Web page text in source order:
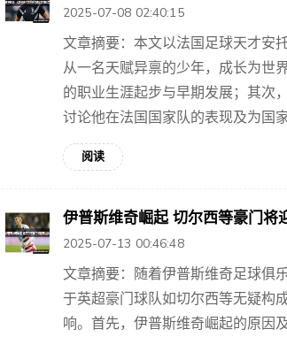
2025-07-08 02:40:15
文章摘要：本文以法国足球天才安
从一名天赋异禀的少年，成长为世
的职业生涯起步与早期发展；其次
讨论他在法国国家队的表现及为国
阅读
伊普斯维奇崛起 切尔西等豪门将
2025-07-13 00:46:48
文章摘要：随着伊普斯维奇足球俱
于英超豪门球队如切尔西等无疑构
响。首先，伊普斯维奇崛起的原因